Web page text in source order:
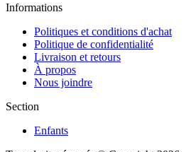
Informations
Politiques et conditions d'achat
Politique de confidentialité
Livraison et retours
À propos
Nous joindre
Section
Enfants